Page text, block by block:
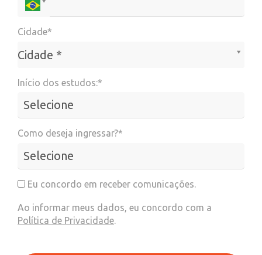
Cidade*
Cidade *
Cidade*
Início dos estudos:*
Como deseja ingressar?*
Eu concordo em receber comunicações.
Ao informar meus dados, eu concordo com a
Política de Privacidade.